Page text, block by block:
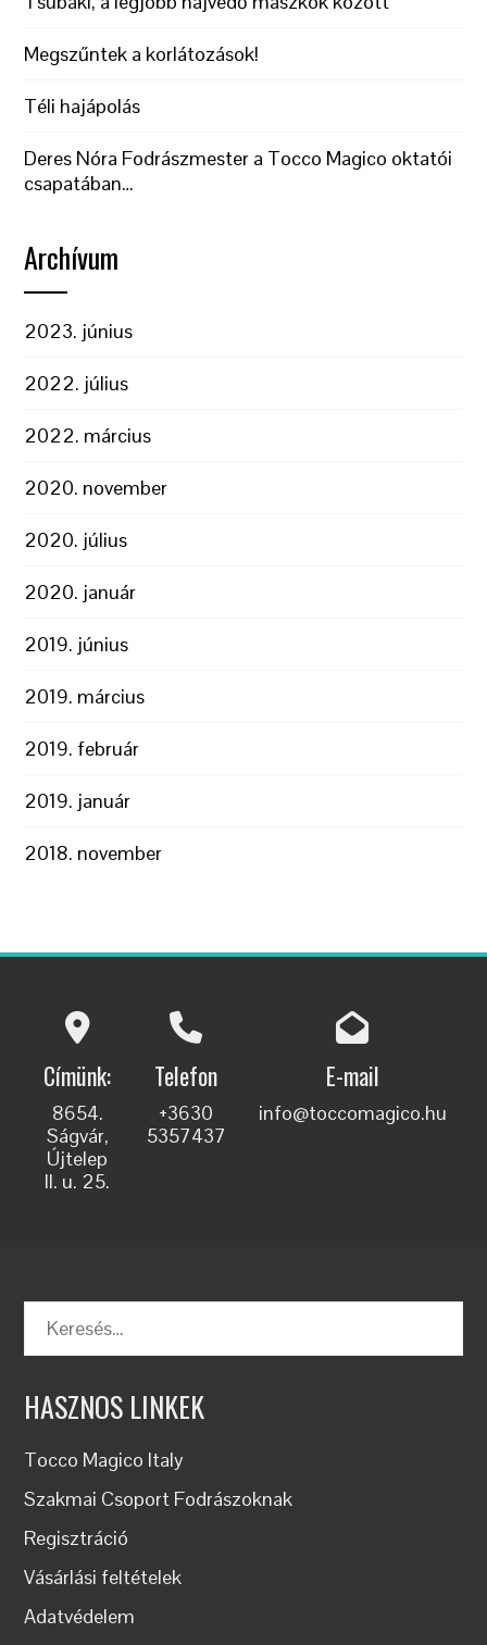
Megszűntek a korlátozások!
Téli hajápolás
Deres Nóra Fodrászmester a Tocco Magico oktatói
csapatában…
Archívum
2023. június
2022. július
2022. március
2020. november
2020. július
2020. január
2019. június
2019. március
2019. február
2019. január
2018. november
Címünk:
8654.
Ságvár,
Újtelep
II. u. 25.
Telefon
+3630
5357437
E-mail
info@toccomagico.hu
Keresés:
HASZNOS LINKEK
Tocco Magico Italy
Szakmai Csoport Fodrászoknak
Regisztráció
Vásárlási feltételek
Adatvédelem